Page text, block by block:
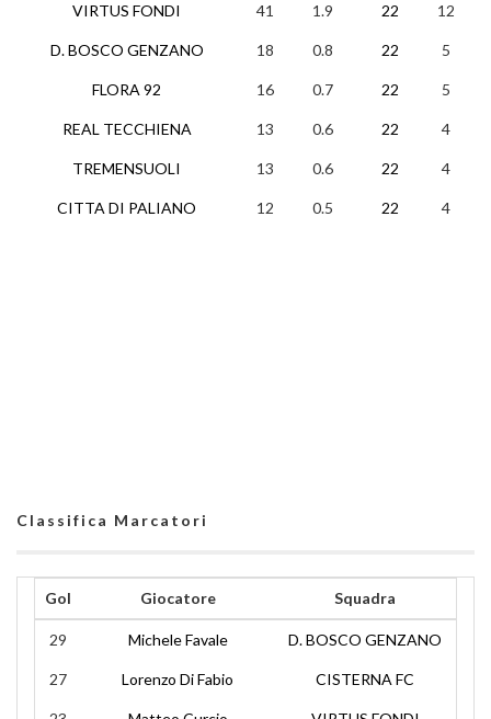
VIRTUS FONDI
D. BOSCO GENZANO
FLORA 92
REAL TECCHIENA
TREMENSUOLI
CITTA DI PALIANO
41 1.9 22 12
18 0.8 22 5
16 0.7 22 5
13 0.6 22 4
13 0.6 22 4
12 0.5 22 4
Classifica Marcatori
Gol Giocatore Squadra
29 Michele Favale D. BOSCO GENZANO
27 Lorenzo Di Fabio CISTERNA FC